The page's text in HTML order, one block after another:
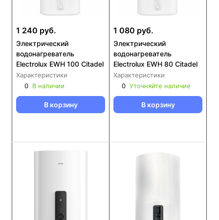
1 240 руб.
Электрический
водонагреватель
Electrolux EWH 100 Citadel
Характеристики
0 В наличии
В корзину
1 080 руб.
Электрический
водонагреватель
Electrolux EWH 80 Citadel
Характеристики
0 Уточняйте наличие
В корзину